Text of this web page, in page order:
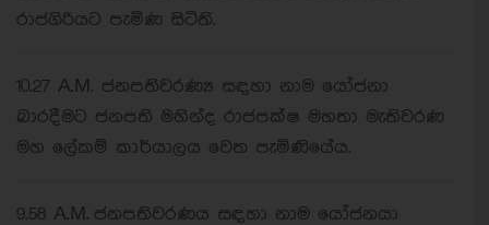
රාජගිරියට පැමිණ සිටිති.
10.27 A.M. ජනපතිවරණ්‍ය සඳහා නාම යෝජනා
බාරදීමට ජනපති මහින්ද රාජපක්ෂ මහතා මැතිවරණ
මහ ලේකම් කාර්යාලය වෙත පැමිණියේය.
9.58 A.M. ජනපතිවරණය සඳහා නාම යෝජනයා